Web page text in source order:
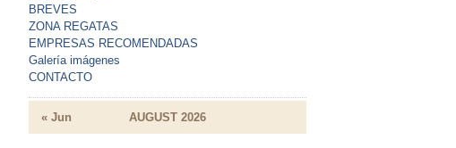
BREVES
ZONA REGATAS
EMPRESAS RECOMENDADAS
Galería imágenes
CONTACTO
AUGUST 2026
« Jun